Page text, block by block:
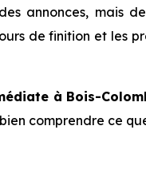
annonces, mais
de finition et les
à Bois-
comprendre ce